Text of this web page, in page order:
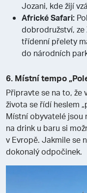
Jozani, kde žijí
Africké Safari:
dobrodružství, ze
třídenní přelety
do národních
6. Místní tempo
Připravte se na to, že
života se řídí heslem
Místní obyvatelé jsou
na drink u baru si
v Evropě. Jakmile se
dokonalý odpočinek.